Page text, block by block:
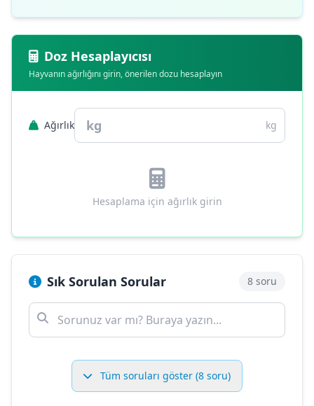
Doz Hesaplayıcısı
Hayvanın ağırlığını girin, önerilen dozu hesaplayın
Ağırlık kg
Hesaplama için ağırlık girin
Sık Sorulan Sorular 8 soru
Tüm soruları göster (8 soru)